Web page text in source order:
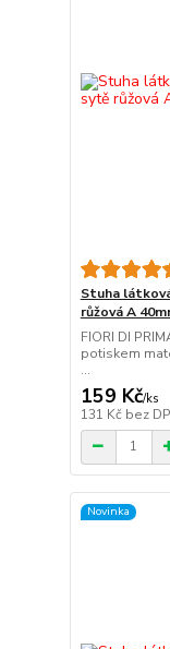
Stuha
růžová A
FIORI DI
potiskem
...
159 Kč/ks
131 Kč bez
Novinka